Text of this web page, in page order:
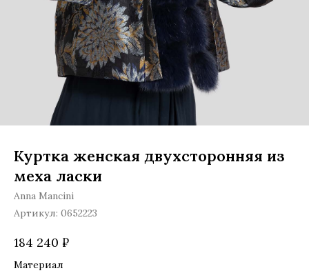
Куртка женская двухсторонняя из
меха ласки
Anna Mancini
Артикул: 0652223
184 240 ₽
Материал